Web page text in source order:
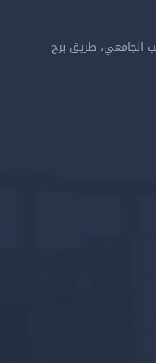
الجامعي، طريق برج